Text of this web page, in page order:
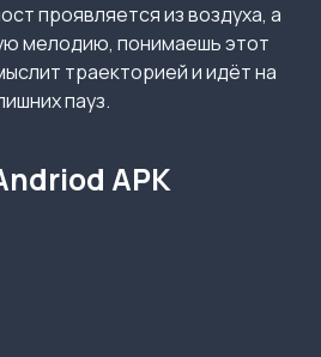
проявляется из воздуха, а
мелодию, понимаешь этот
траекторией и идёт на
пауз.
APK